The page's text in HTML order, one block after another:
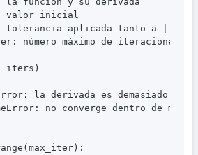
valor inicial
tolerancia aplicada tanto a
número máximo de iteraciones
iters)
la derivada es demasiado
no converge dentro de